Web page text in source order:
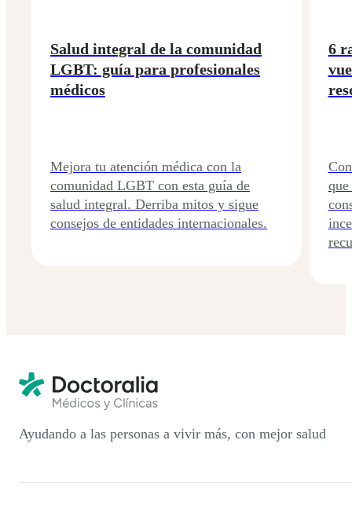
Salud integral de la comunidad
LGBT: guía para profesionales
médicos
Mejora tu atención médica con la
comunidad LGBT con esta guía de
salud integral. Derriba mitos y sigue
consejos de entidades internacionales.
6
Ayudando a las personas a vivir más, con mejor salud